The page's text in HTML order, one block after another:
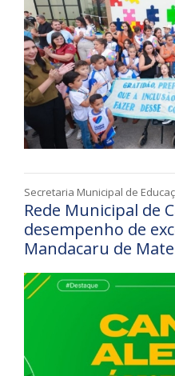
Secretaria Municipal de
Rede Municipal de
desempenho de
Mandacaru de